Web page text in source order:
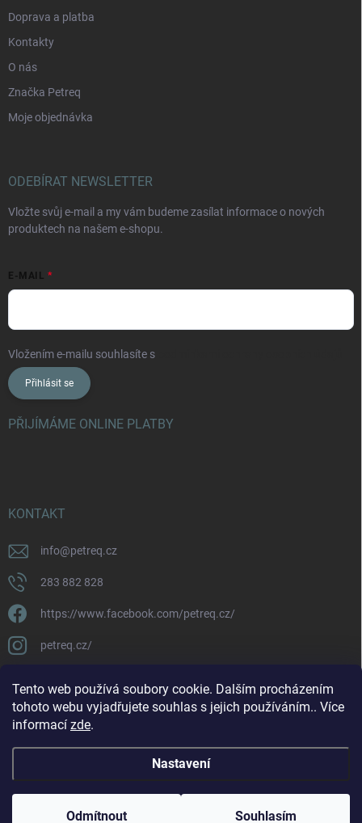
Tento web používá soubory cookie. Dalším procházením
tohoto webu vyjadřujete souhlas s jejich používáním.. Více
informací zde.
Nastavení
Odmítnout Souhlasím
Doprava a platba
Kontakty
O nás
Značka Petreq
Moje objednávka
ODEBÍRAT NEWSLETTER
Vložte svůj e-mail a my vám budeme zasílat informace o nových
produktech na našem e-shopu.
E-MAIL
Vložením e-mailu souhlasíte s
Přihlásit se
PŘIJÍMÁME ONLINE PLATBY
KONTAKT
info@petreq.cz
283 882 828
https://www.facebook.com/petreq.cz/
petreq.cz/
Copyright 2026 . Všechna práva vyhrazena.